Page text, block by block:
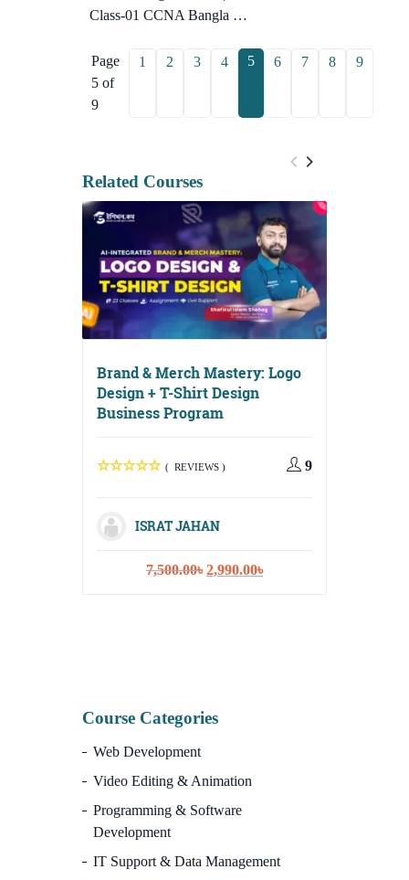
Class-01 CCNA Bangla …
Page
5 of
9
1 2 3 4 5 6 7 8 9
Related Courses
Brand & Merch Mastery: Logo
Design + T-Shirt Design
Business Program
( REVIEWS ) 9
ISRAT JAHAN
7,500.00৳ Original
2,990.00৳Current
Course Categories
Web Development
Video Editing & Animation
Programming & Software
Development
IT Support & Data Management